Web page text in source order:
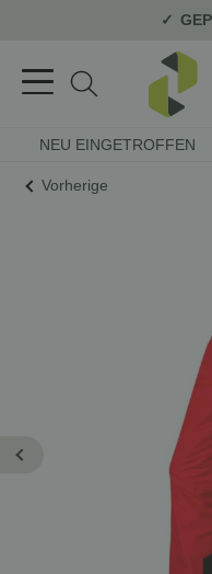
NEU EINGETROFFEN
Vorherige